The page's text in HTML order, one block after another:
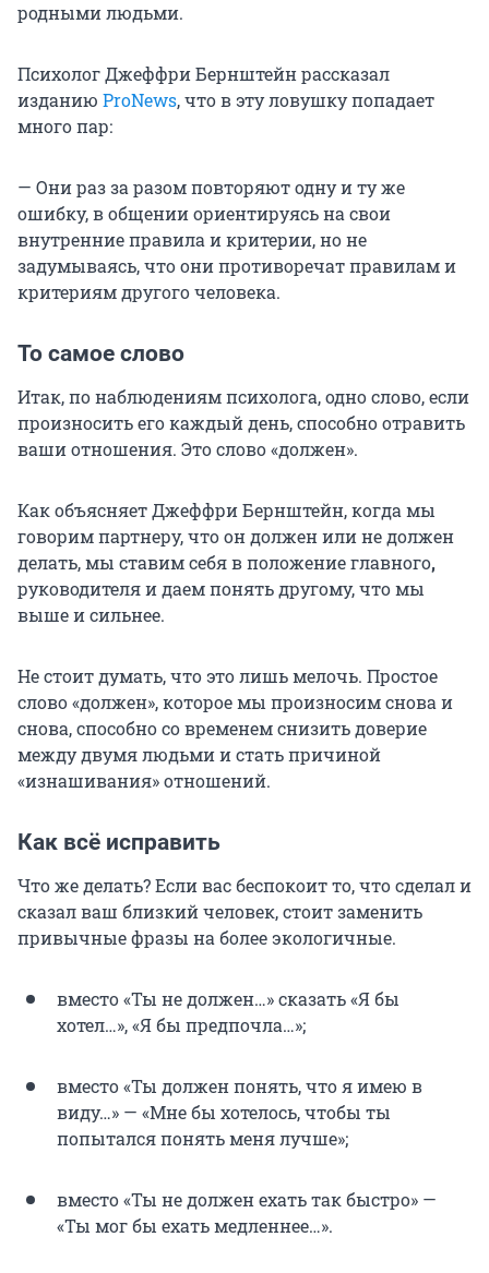
родными людьми.
Психолог Джеффри Бернштейн рассказал
изданию ProNews, что в эту ловушку попадает
много пар:
— Они раз за разом повторяют одну и ту же
ошибку, в общении ориентируясь на свои
внутренние правила и критерии, но не
задумываясь, что они противоречат правилам и
критериям другого человека.
То самое слово
Итак, по наблюдениям психолога, одно слово, если
произносить его каждый день, способно отравить
ваши отношения. Это слово «должен».
Как объясняет Джеффри Бернштейн, когда мы
говорим партнеру, что он должен или не должен
делать, мы ставим себя в положение главного,
руководителя и даем понять другому, что мы
выше и сильнее.
Не стоит думать, что это лишь мелочь. Простое
слово «должен», которое мы произносим снова и
снова, способно со временем снизить доверие
между двумя людьми и стать причиной
«изнашивания» отношений.
Как всё исправить
Что же делать? Если вас беспокоит то, что сделал и
сказал ваш близкий человек, стоит заменить
привычные фразы на более экологичные.
вместо «Ты не должен…» сказать «Я бы
хотел…», «Я бы предпочла…»;
вместо «Ты должен понять, что я имею в
виду…» — «Мне бы хотелось, чтобы ты
попытался понять меня лучше»;
вместо «Ты не должен ехать так быстро» —
«Ты мог бы ехать медленнее…».